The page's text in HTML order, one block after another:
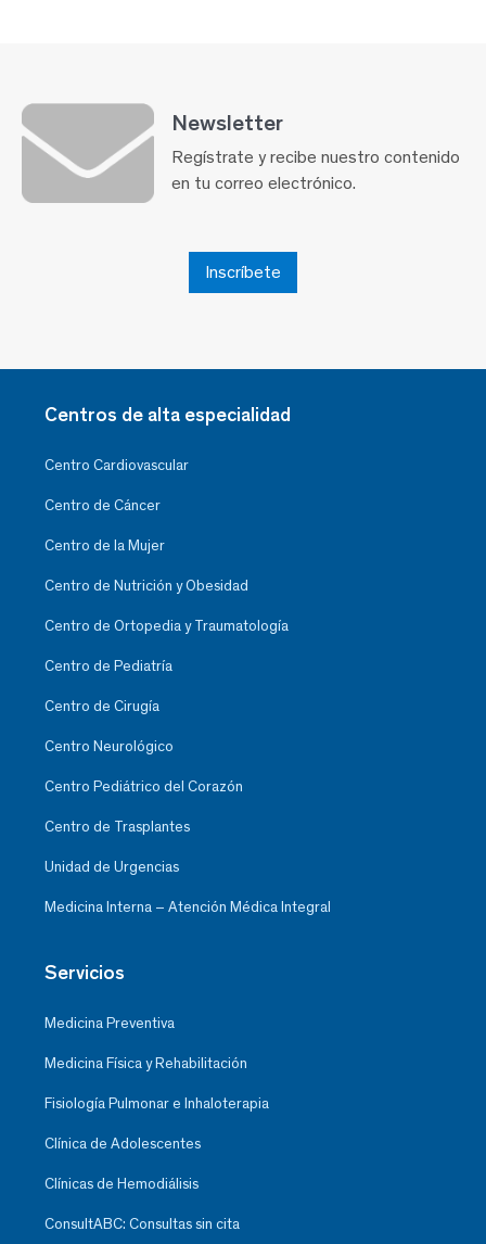
Newsletter
Regístrate y recibe nuestro contenido
en tu correo electrónico.
Inscríbete
Centros de alta especialidad
Centro Cardiovascular
Centro de Cáncer
Centro de la Mujer
Centro de Nutrición y Obesidad
Centro de Ortopedia y Traumatología
Centro de Pediatría
Centro de Cirugía
Centro Neurológico
Centro Pediátrico del Corazón
Centro de Trasplantes
Unidad de Urgencias
Medicina Interna – Atención Médica Integral
Servicios
Medicina Preventiva
Medicina Física y Rehabilitación
Fisiología Pulmonar e Inhaloterapia
Clínica de Adolescentes
Clínicas de Hemodiálisis
ConsultABC: Consultas sin cita